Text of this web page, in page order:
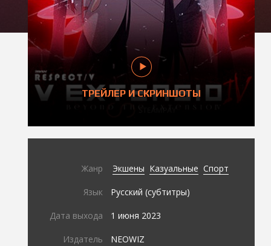
ТРЕЙЛЕР И СКРИНШОТЫ
Жанр Экшены Казуальные Спорт
Язык Русский (субтитры)
Дата выхода 1 июня 2023
Издатель NEOWIZ